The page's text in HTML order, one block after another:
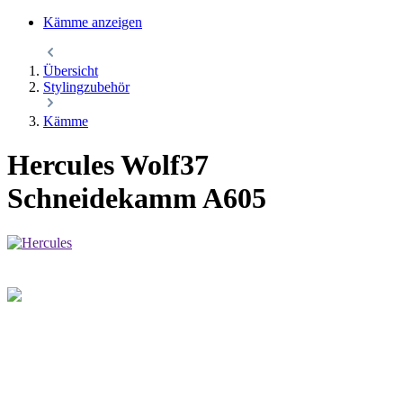
Kämme anzeigen
Übersicht
Stylingzubehör
Kämme
Hercules Wolf37
Schneidekamm A605